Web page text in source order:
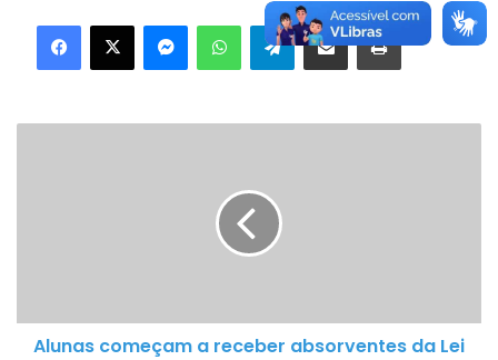
X WhatsApp Telegram Compartilhar via e-mail Imprimir
o
Alunas começam a receber absorventes da Lei